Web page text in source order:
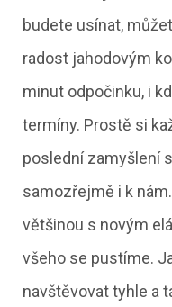
budete usínat,
radost jahodovým
minut odpočinku, i
termíny. Prostě si
poslední zamyšlení
samozřejmě i k
většinou s novým
všeho se pustíme.
navštěvovat tyhle a